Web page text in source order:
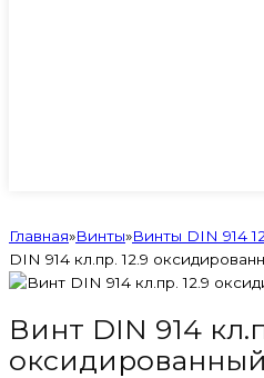
Главная»Винты»Винты DIN 914
DIN 914 кл.пр. 12.9
Винт DIN 914
оксидированный